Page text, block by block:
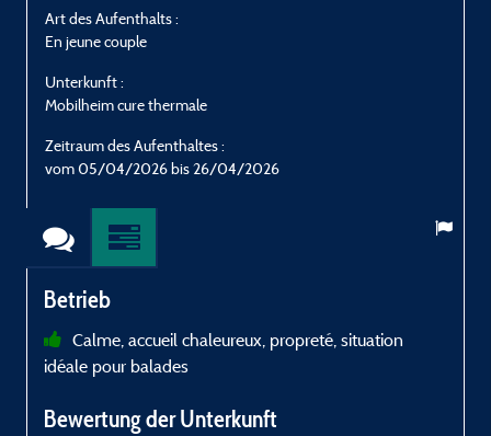
Art des Aufenthalts :
En jeune couple
Unterkunft :
Mobilheim cure thermale
Zeitraum des Aufenthaltes :
vom 05/04/2026 bis 26/04/2026
Betrieb
Calme, accueil chaleureux, propreté, situation
idéale pour balades
Bewertung der Unterkunft